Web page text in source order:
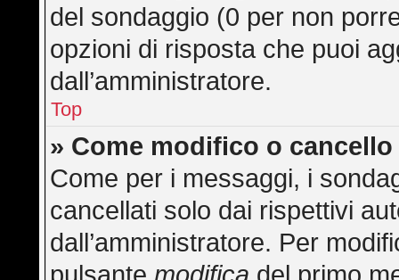
del sondaggio (0 per non
opzioni di risposta che puoi
dall’amministratore.
Top
» Come modifico o
Come per i messaggi, i
cancellati solo dai rispettivi
dall’amministratore. Per